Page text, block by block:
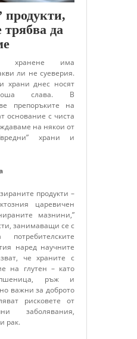
продукти,
трябва да
хранене има
ли не суеверия.
храни днес носят
лоша слава. В
препоръките на
основание с чиста
на някои от
храни и
продукти –
царевичен
мазнини,”
занимаващи се с
наред научните
че храните с
на глутен – като
пшеница, ръж и
важни за доброто
рисковете от
заболявания,
рак.